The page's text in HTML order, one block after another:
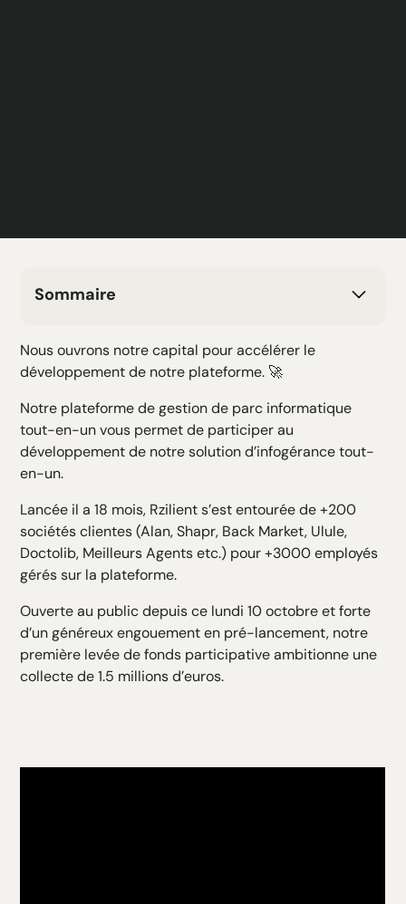
Sommaire
H3 Texte
H4 Texte
H5 Texte
Nous ouvrons notre capital pour accélérer le
développement de notre plateforme. 🚀
Notre plateforme de gestion de parc informatique
tout-en-un vous permet de participer au
développement de notre solution d’infogérance tout-
en-un.
Lancée il a 18 mois, Rzilient s’est entourée de +200
sociétés clientes (Alan, Shapr, Back Market, Ulule,
Doctolib, Meilleurs Agents etc.) pour +3000 employés
gérés sur la plateforme.
Ouverte au public depuis ce lundi 10 octobre et forte
d’un généreux engouement en pré-lancement, notre
première levée de fonds participative ambitionne une
collecte de 1.5 millions d’euros.